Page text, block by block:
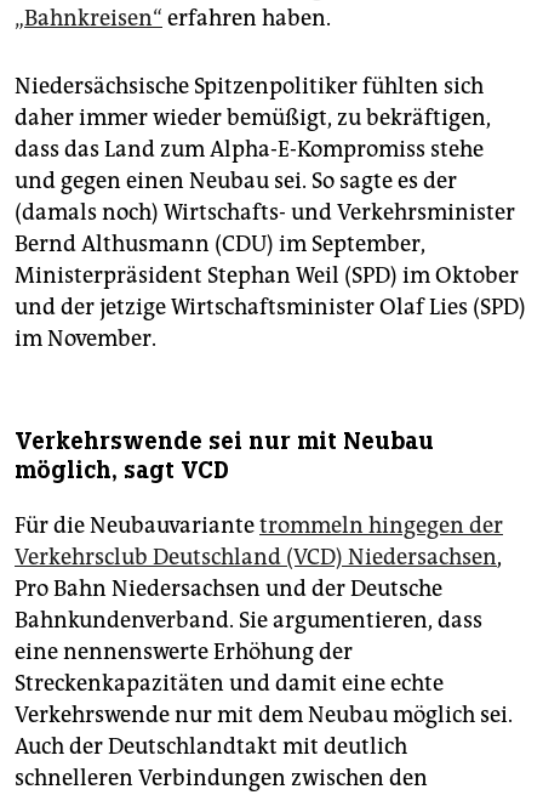
„Bahnkreisen“ erfahren haben.
Niedersächsische Spitzenpolitiker fühlten sich
daher immer wieder bemüßigt, zu bekräftigen,
dass das Land zum Alpha-E-Kompromiss stehe
und gegen einen Neubau sei. So sagte es der
(damals noch) Wirtschafts- und Verkehrsminister
Bernd Althusmann (CDU) im September,
Ministerpräsident Stephan Weil (SPD) im Oktober
und der jetzige Wirtschaftsminister Olaf Lies (SPD)
im November.
Verkehrswende sei nur mit Neubau
möglich, sagt VCD
Für die Neubauvariantetrommeln hingegen der
Verkehrsclub Deutschland (VCD) Niedersachsen,
Pro Bahn Niedersachsen und der Deutsche
Bahnkundenverband. Sie argumentieren, dass
eine nennenswerte Erhöhung der
Streckenkapazitäten und damit eine echte
Verkehrswende nur mit dem Neubau möglich sei.
Auch der Deutschlandtakt mit deutlich
schnelleren Verbindungen zwischen den